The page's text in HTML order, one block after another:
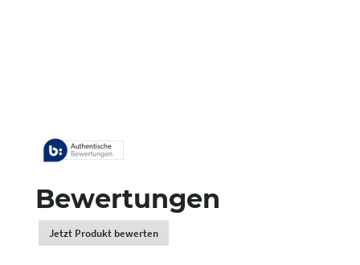
Bewertungen
Jetzt Produkt bewerten.
Dadurch